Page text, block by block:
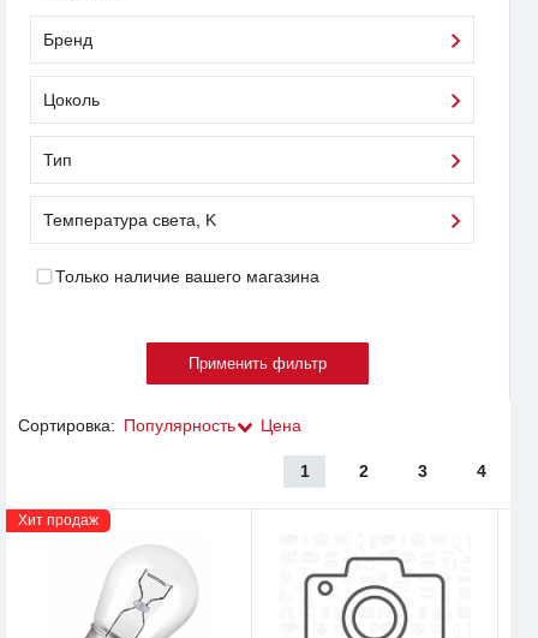
Бренд
Цоколь
Тип
Температура света, K
Только наличие вашего магазина
Сортировка: Популярность Цена
1 2 3 4
Хит продаж